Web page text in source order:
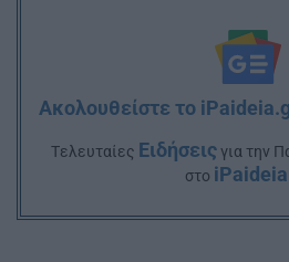
Ακολουθείστε το
Tελευταίες Ειδήσειςγια την
στο